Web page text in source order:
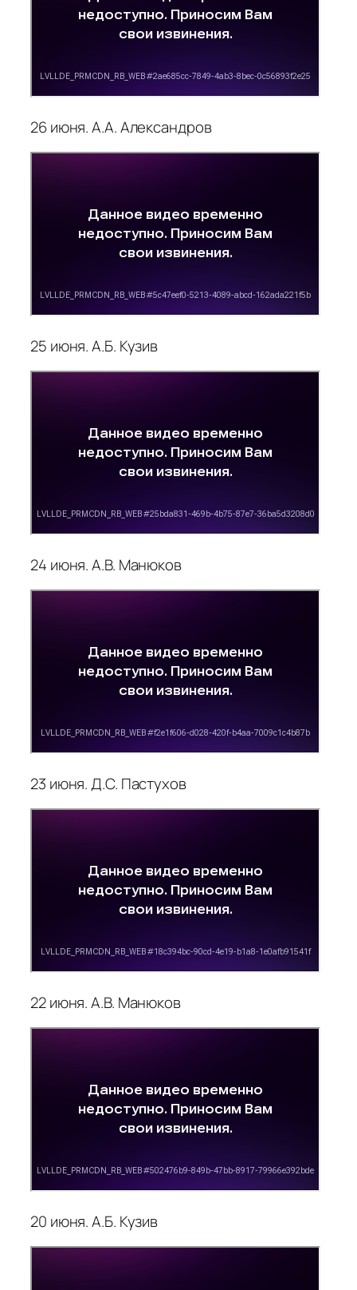
26 июня. А.А. Александров
25 июня. А.Б. Кузив
24 июня. А.В. Манюков
23 июня. Д.С. Пастухов
22 июня. А.В. Манюков
20 июня. А.Б. Кузив